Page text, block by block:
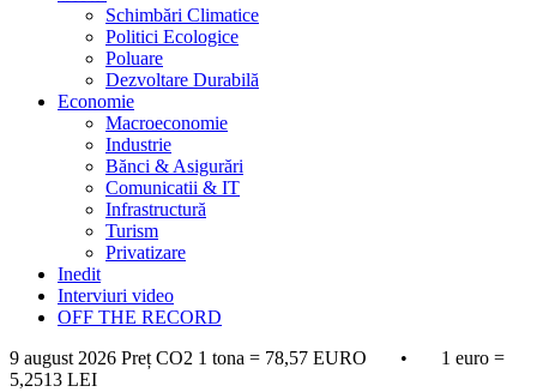
Schimbări Climatice
Politici Ecologice
Poluare
Dezvoltare Durabilă
Economie
Macroeconomie
Industrie
Bănci & Asigurări
Comunicatii & IT
Infrastructură
Turism
Privatizare
Inedit
Interviuri video
OFF THE RECORD
9 august 2026 Preț CO2 1 tona = 78,57 EURO • 1 euro =
5,2513 LEI